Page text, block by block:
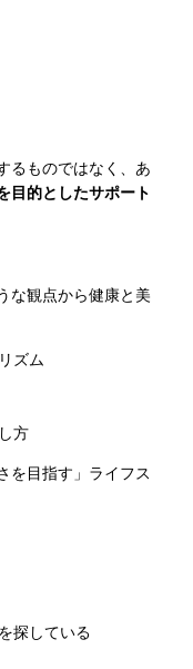
るものではなく、あ
目的としたサポート
な観点から健康と美
ズム
方
を目指す」ライフス
探している